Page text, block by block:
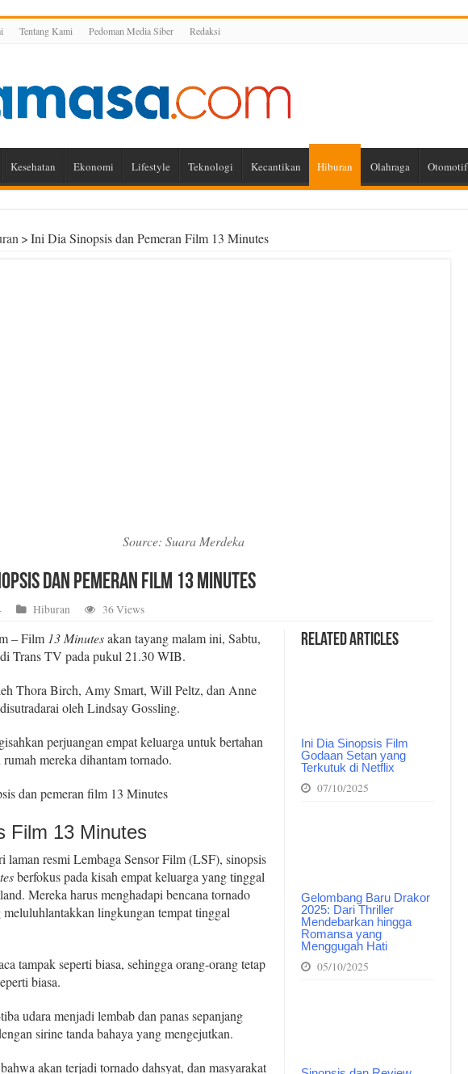
Tentang Kami Pedoman Media Siber Redaksi
Kesehatan Ekonomi Lifestyle Teknologi Kecantikan Hiburan Olahraga Otomotif
>Ini Dia Sinopsis dan Pemeran Film 13 Minutes
Source: Suara Merdeka
dan Pemeran Film 13 Minutes
Hiburan 36 Views
Related Articles
Ini Dia Sinopsis Film
Godaan Setan yang
Terkutuk di Netflix
07/10/2025
Gelombang Baru Drakor
2025: Dari Thriller
Mendebarkan hingga
Romansa yang
Menggugah Hati
05/10/2025
– Film 13 Minutesakan tayang malam ini, Sabtu,
Trans TV pada pukul 21.30 WIB.
Thora Birch, Amy Smart, Will Peltz, dan Anne
oleh Lindsay Gossling.
perjuangan empat keluarga untuk bertahan
mereka dihantam tornado.
dan pemeran film 13 Minutes
Film 13 Minutes
laman resmi Lembaga Sensor Film (LSF), sinopsis
berfokus pada kisah empat keluarga yang tinggal
Mereka harus menghadapi bencana tornado
meluluhlantakkan lingkungan tempat tinggal
tampak seperti biasa, sehingga orang-orang tetap
biasa.
udara menjadi lembab dan panas sepanjang
sirine tanda bahaya yang mengejutkan.
akan terjadi tornado dahsyat, dan masyarakat